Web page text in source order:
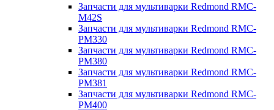
Запчасти для мультиварки Redmond RMC-
M42S
Запчасти для мультиварки Redmond RMC-
PM330
Запчасти для мультиварки Redmond RMC-
PM380
Запчасти для мультиварки Redmond RMC-
PM381
Запчасти для мультиварки Redmond RMC-
PM400